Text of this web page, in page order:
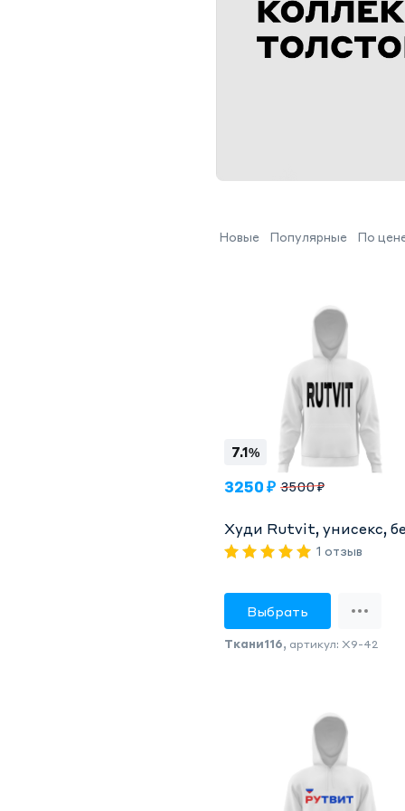
Новые Популярные По
7.1%
3250 ₽ 3500 ₽
Худи Rutvit, унисекс,
1 отзыв
Выбрать
Ткани116, артикул: X9-42